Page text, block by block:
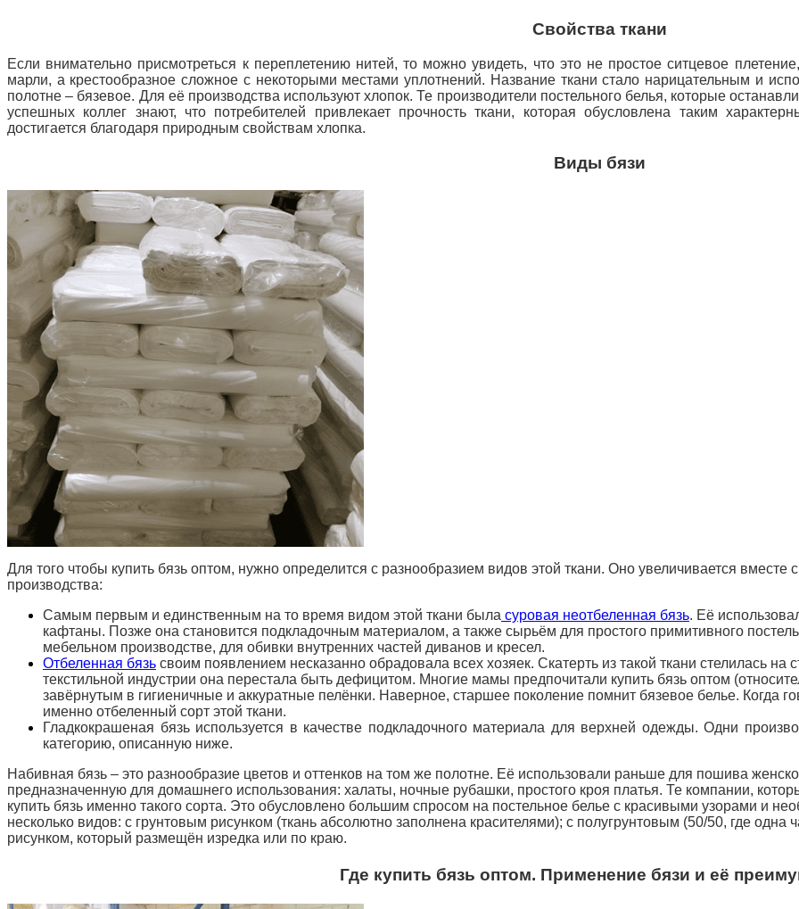
Свойства ткани
Если внимательно присмотреться к переплетению нитей, то можно увидеть, что это не простое ситцевое
марли, а крестообразное сложное с некоторыми местами уплотнений. Название ткани стало нарицательным и
полотне – бязевое. Для её производства используют хлопок.Те производители постельного белья, которые
успешных коллег знают, что потребителей привлекает прочность ткани, которая обусловлена таким
достигается благодаря природным свойствам хлопка.
Виды бязи
Для того чтобы купить бязь оптом, нужно определится с разнообразием видов этой ткани. Оно увеличивается вместе
производства:
Самым первым и единственным на то время видом этой ткани была суровая неотбеленная бязь. Её
кафтаны. Позже она становится подкладочным материалом, а также сырьём для простого примитивного
мебельном производстве, для обивки внутренних частей диванов и кресел.
Отбеленная бязь своим появлением несказанно обрадовала всех хозяек. Скатерть из такой ткани стелилась
текстильной индустрии она перестала быть дефицитом. Многие мамы предпочитали купить бязь оптом
завёрнутым в гигиеничные и аккуратные пелёнки. Наверное, старшее поколение помнит бязевое белье. Когда
именно отбеленный сорт этой ткани.
Гладкокрашеная бязь используется в качестве подкладочного материала для верхней одежды. Одни
категорию, описанную ниже.
Набивная бязь – это разнообразие цветов и оттенков на том же полотне. Её использовали раньше для пошива
предназначенную для домашнего использования: халаты, ночные рубашки, простого кроя платья. Те компании,
купить бязь именно такого сорта. Это обусловлено большим спросом на постельное белье с красивыми узорами и
несколько видов: с грунтовым рисунком (ткань абсолютно заполнена красителями); с полугрунтовым (50/50, где
рисунком, который размещён изредка или по краю.
Где купить бязь оптом. Применение бязи и её